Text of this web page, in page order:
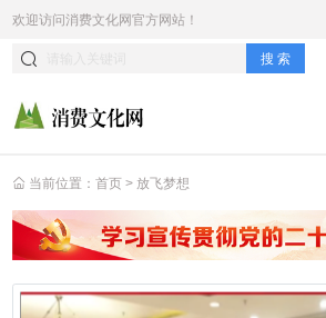
欢迎访问消费文化网官方网站！
搜 索
当前位置： 首页 > 放飞梦想